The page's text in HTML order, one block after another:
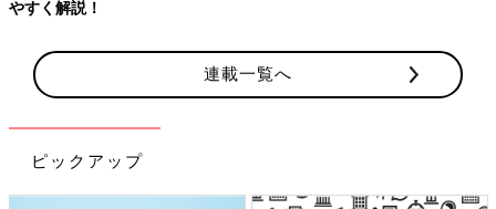
やすく解説！
連載一覧へ
ピックアップ